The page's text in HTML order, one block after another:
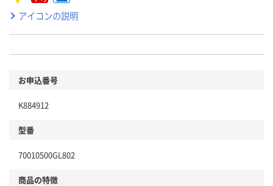
アイコンの説明
お申込番号
K884912
型番
70010500GL802
商品の特徴